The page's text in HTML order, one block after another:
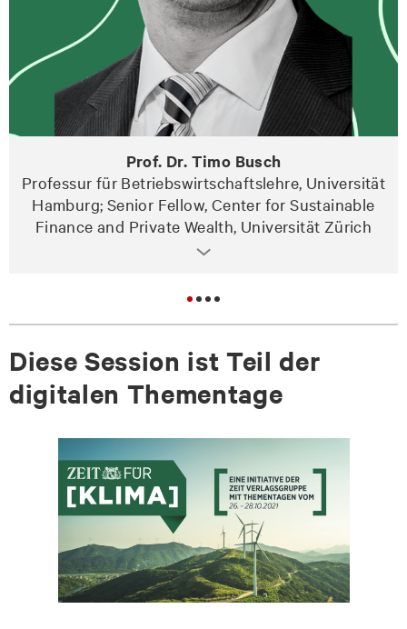
Prof. Dr. Timo Busch
Professur für Betriebswirtschaftslehre, Universität
Hamburg; Senior Fellow, Center for Sustainable
Finance and Private Wealth, Universität Zürich
Diese Session ist Teil der
digitalen Thementage